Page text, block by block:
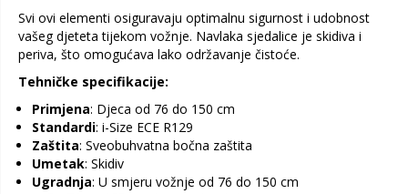
Svi ovi elementi osiguravaju optimalnu sigurnost i udobnost
vašeg djeteta tijekom vožnje. Navlaka sjedalice je skidiva i
periva, što omogućava lako održavanje čistoće.
Tehničke specifikacije:
Primjena: Djeca od 76 do 150 cm
Standardi: i-Size ECE R129
Zaštita: Sveobuhvatna bočna zaštita
Umetak: Skidiv
Ugradnja: U smjeru vožnje od 76 do 150 cm